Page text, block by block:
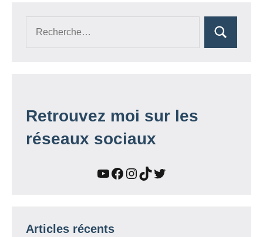
Rechercher
Retrouvez moi sur les
réseaux sociaux
YouTube
Facebook
Instagram
TikTokTwitter
Articles récents